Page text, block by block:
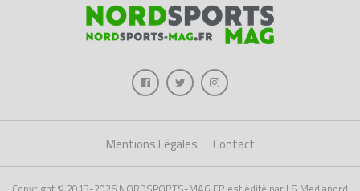
Mentions Légales Contact